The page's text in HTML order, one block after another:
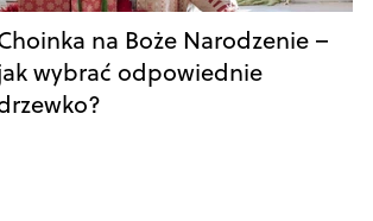
na Boże Narodzenie –
wybrać odpowiednie